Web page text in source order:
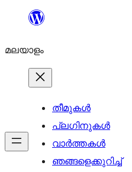
ഉള്ളടക്കത്തിലേക്ക്
മലയാളം
തീമുകൾ
പ്ലഗിനുകൾ
വാര്‍ത്തകള്‍
ഞങ്ങളെക്കുറിച്ച്